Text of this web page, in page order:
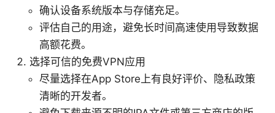
确认设备系统版本与存储充足。
评估自己的用途，避免长时间高速使用导致数据
高额花费。
选择可信的免费VPN应用
尽量选择在App Store上有良好评价、隐私政策
清晰的开发者。